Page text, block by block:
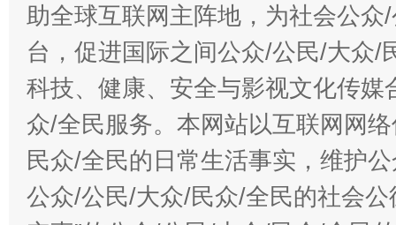
助全球互联网主阵地，为社会公
台，促进国际之间公众/公民/大众/
科技、健康、安全与影视文化传
众/全民服务。本网站以互联网网
民众/全民的日常生活事实，维护
公众/公民/大众/民众/全民的社会公